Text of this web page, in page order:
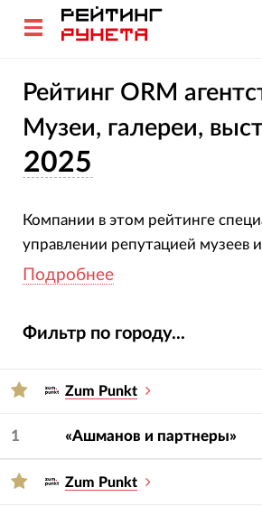
Рейтинг ORM
Музеи, галереи,
2025
Компании в этом рейтинге
управлении репутацией музеев
участники подтвердили свою
экспертизы и достижений за
Для подбора подрядчика
Подробнее
Фильтр по городу...
Zum Punkt
1 «Ашманов и партнеры»
Zum Punkt